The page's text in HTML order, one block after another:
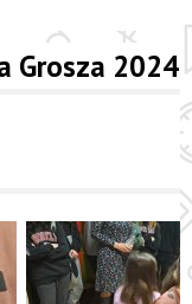
Grosza 2024.